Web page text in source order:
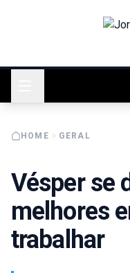
HOME GERAL
Vésper se
melhores
trabalhar